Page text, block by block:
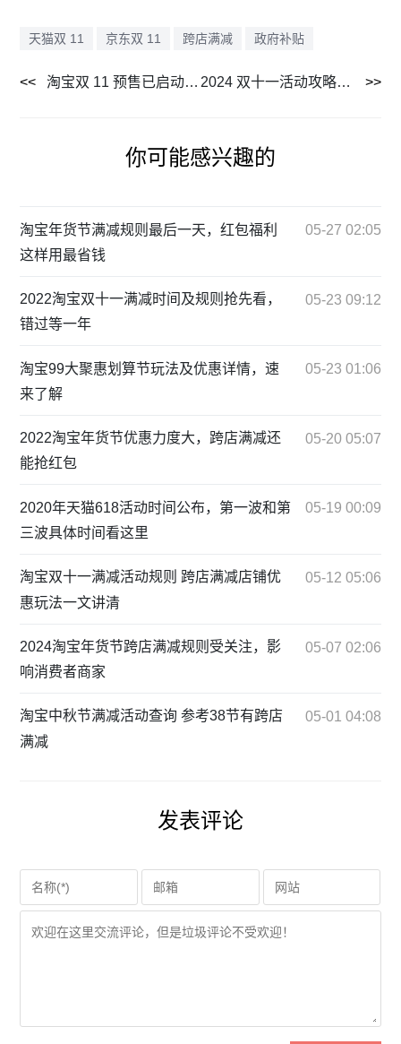
天猫双 11 京东双 11 跨店满减 政府补贴
淘宝双 11 预售已启动，详细玩法介绍及注意事项 2024 双十一活动攻略：跨店满减优惠、红包口令、日程时间表全知道
你可能感兴趣的
淘宝年货节满减规则最后一天，红包福利
这样用最省钱
05-27 02:05
2022淘宝双十一满减时间及规则抢先看，
错过等一年
05-23 09:12
淘宝99大聚惠划算节玩法及优惠详情，速
来了解
05-23 01:06
2022淘宝年货节优惠力度大，跨店满减还
能抢红包
05-20 05:07
2020年天猫618活动时间公布，第一波和第
三波具体时间看这里
05-19 00:09
淘宝双十一满减活动规则 跨店满减店铺优
惠玩法一文讲清
05-12 05:06
2024淘宝年货节跨店满减规则受关注，影
响消费者商家
05-07 02:06
淘宝中秋节满减活动查询 参考38节有跨店
满减
05-01 04:08
发表评论